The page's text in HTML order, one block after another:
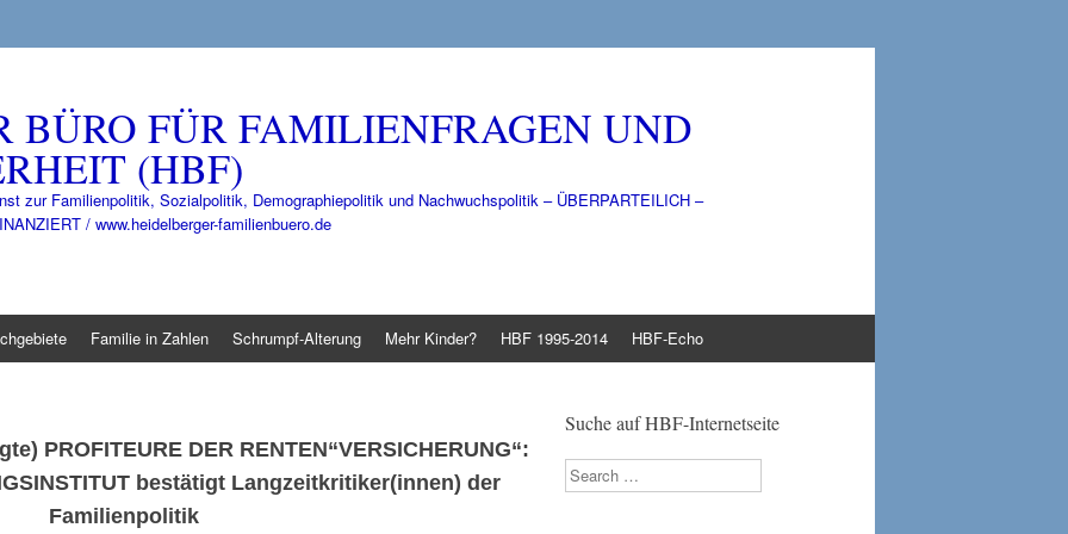
BÜRO FÜR FAMILIENFRAGEN UND
(HBF)
zur Familienpolitik, Sozialpolitik, Demographiepolitik und Nachwuchspolitik – ÜBERPARTEILICH –
/ www.heidelberger-familienbuero.de
Familie in Zahlen Schrumpf-Alterung Mehr Kinder? HBF 1995-2014 HBF-Echo
PROFITEURE DER RENTEN“VERSICHERUNG“:
bestätigt Langzeitkritiker(innen) der
Familienpolitik
Suche auf HBF-Internetseite
Search